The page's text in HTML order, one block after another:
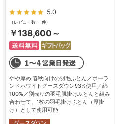
5.0
（レビュー数：1件）
￥138,600～
やや厚め 春秋向けの羽毛ふとん／ポーラ
ンドホワイトグースダウン93%使用／綿
100%／別売りの羽毛肌掛けふとんと組み
合わせて、1枚の羽毛掛けふとん（厚掛
け）として使用可能